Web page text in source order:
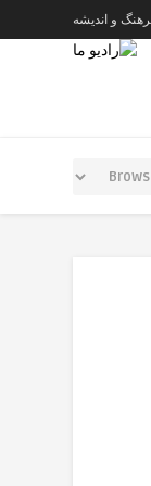
و اندیشه